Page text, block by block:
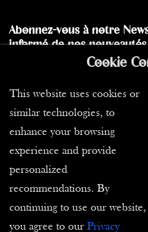
Abonnez-vous à notre
informé de nos nouveautés
Copyright ©2026 Tous
Estampes
Cookie
This website uses cookies or
similar technologies, to
enhance your browsing
experience and provide
personalized
recommendations. By
continuing to use our website,
you agree to our Privacy